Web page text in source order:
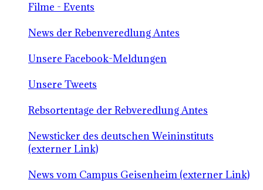
Filme - Events
News der Rebenveredlung Antes
Unsere Facebook-Meldungen
Unsere Tweets
Rebsortentage der Rebveredlung Antes
Newsticker des deutschen Weininstituts
(externer Link)
News vom Campus Geisenheim (externer Link)